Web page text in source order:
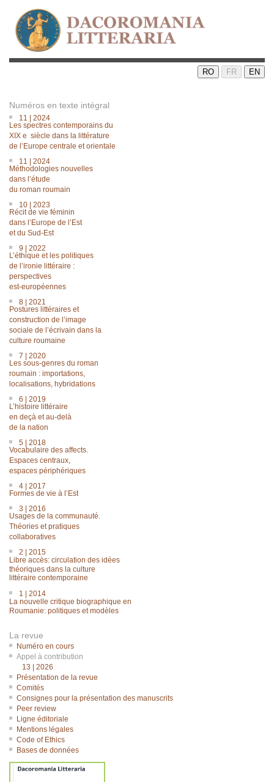
RO FR EN
Numéros en texte intégral
11 | 2024
Les spectres contemporains du
XIX e siècle dans la littérature
de lʼEurope centrale et orientale
11 | 2024
Méthodologies nouvelles
dans lʼétude
du roman roumain
10 | 2023
Récit de vie féminin
dans l’Europe de l’Est
et du Sud-Est
9 | 2022
L’éthique et les politiques
de l’ironie littéraire :
perspectives
est-européennes
8 | 2021
Postures littéraires et
construction de l’image
sociale de l’écrivain dans la
culture roumaine
7 | 2020
Les sous-genres du roman
roumain : importations,
localisations, hybridations
6 | 2019
L’histoire littéraire
en deçà et au-delà
de la nation
5 | 2018
Vocabulaire des affects.
Espaces centraux,
espaces périphériques
4 | 2017
Formes de vie à l’Est
3 | 2016
Usages de la communauté.
Théories et pratiques
collaboratives
2 | 2015
Libre accès: circulation des idées
théoriques dans la culture
littéraire contemporaine
1 | 2014
La nouvelle critique biographique en
Roumanie: politiques et modèles
La revue
Numéro en cours
Appel à contribution
13 | 2026
Présentation de la revue
Comités
Consignes pour la présentation des manuscrits
Peer review
Ligne éditoriale
Mentions légales
Code of Ethics
Bases de données